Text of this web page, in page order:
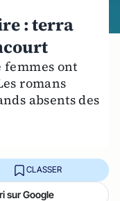
: terra
femmes ont
romans
absents des
CLASSER
sur Google